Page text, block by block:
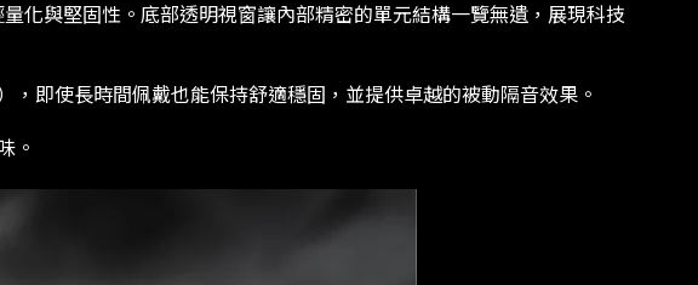
化與堅固性。底部透明視窗讓內部精密的單元結構一覽無遺，展現科技
即使長時間佩戴也能保持舒適穩固，並提供卓越的被動隔音效果。
。